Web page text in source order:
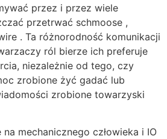
przez i przez wiele
przetrwać schmoose ,
. Ta różnorodność komunikacji
ról bierze ich preferuje
niezależnie od tego, czy
zrobione żyć gadać lub
zrobione towarzyski
mechanicznego człowieka i IO